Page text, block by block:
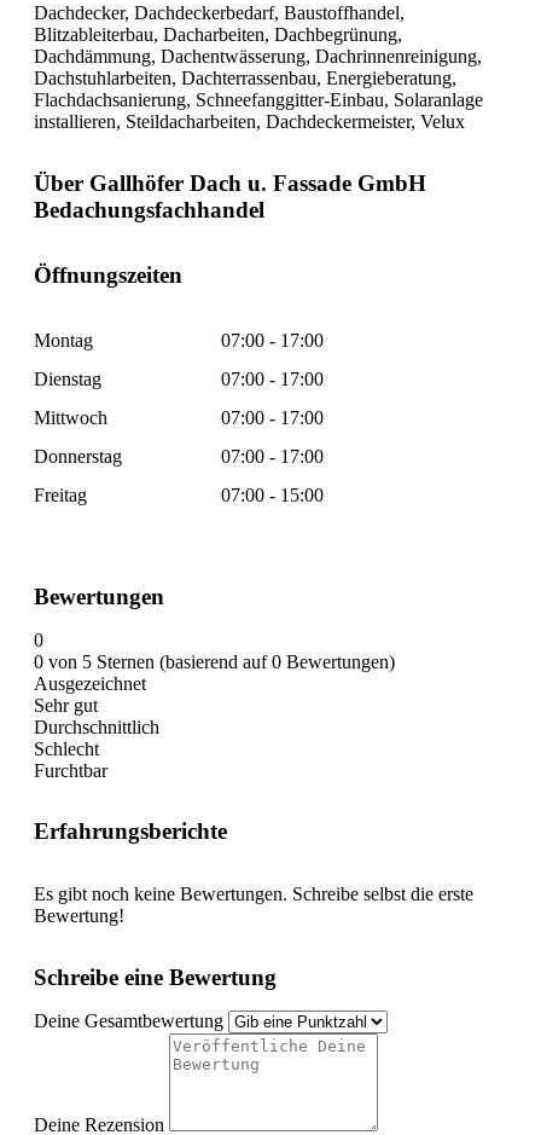
Dachdecker, Dachdeckerbedarf, Baustoffhandel,
Blitzableiterbau, Dacharbeiten, Dachbegrünung,
Dachdämmung, Dachentwässerung, Dachrinnenreinigung,
Dachstuhlarbeiten, Dachterrassenbau, Energieberatung,
Flachdachsanierung, Schneefanggitter-Einbau, Solaranlage
installieren, Steildacharbeiten, Dachdeckermeister, Velux
Über Gallhöfer Dach u. Fassade GmbH
Bedachungsfachhandel
Öffnungszeiten
Montag
07:00 - 17:00
Dienstag
07:00 - 17:00
Mittwoch
07:00 - 17:00
Donnerstag
07:00 - 17:00
Freitag
07:00 - 15:00
Bewertungen
0
0 von 5 Sternen (basierend auf 0 Bewertungen)
Ausgezeichnet
Sehr gut
Durchschnittlich
Schlecht
Furchtbar
Erfahrungsberichte
Es gibt noch keine Bewertungen. Schreibe selbst die erste
Bewertung!
Schreibe eine Bewertung
Deine Gesamtbewertung
Deine Rezension